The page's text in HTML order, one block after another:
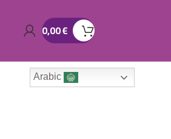
0,00€
Arabic